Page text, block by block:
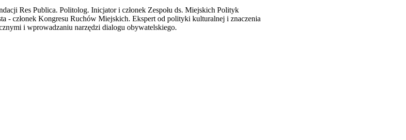
Res Publica. Politolog. Inicjator i członek Zespołu ds. Miejskich Polityk
członek Kongresu Ruchów Miejskich. Ekspert od polityki kulturalnej i znaczenia
i wprowadzaniu narzędzi dialogu obywatelskiego.